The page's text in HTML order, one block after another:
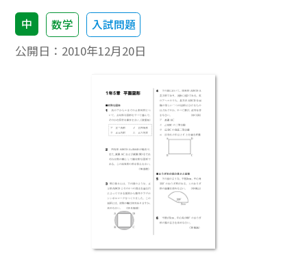
中 数学 入試問題
公開日： 2010年12月20日